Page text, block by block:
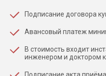
Подписание договора
Авансовый платеж
В стоимость входит
инженером и доктором